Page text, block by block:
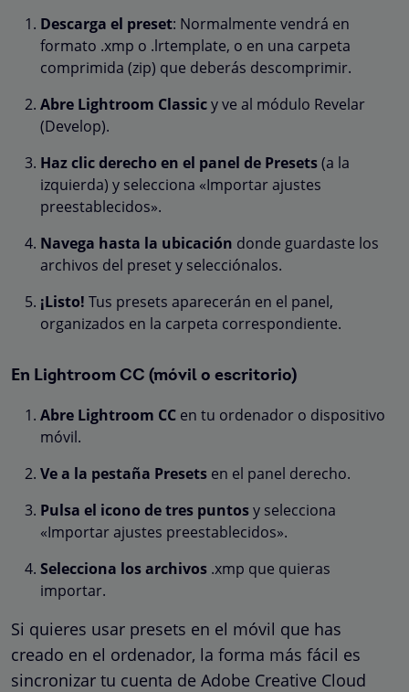
Descarga el preset: Normalmente vendrá en
formato .xmp o .lrtemplate, o en una carpeta
comprimida (zip) que deberás descomprimir.
Abre Lightroom Classicy ve al módulo Revelar
(Develop).
Haz clic derecho en el panel de Presets(a la
izquierda) y selecciona «Importar ajustes
preestablecidos».
Navega hasta la ubicación donde guardaste los
archivos del preset y selecciónalos.
¡Listo! Tus presets aparecerán en el panel,
organizados en la carpeta correspondiente.
En Lightroom CC (móvil o escritorio)
Abre Lightroom CC en tu ordenador o dispositivo
móvil.
Ve a la pestaña Presets en el panel derecho.
Pulsa el icono de tres puntosy selecciona
«Importar ajustes preestablecidos».
Selecciona los archivos .xmp que quieras
importar.
Si quieres usar presets en el móvil que has
creado en el ordenador, la forma más fácil es
sincronizar tu cuenta de Adobe Creative Cloud